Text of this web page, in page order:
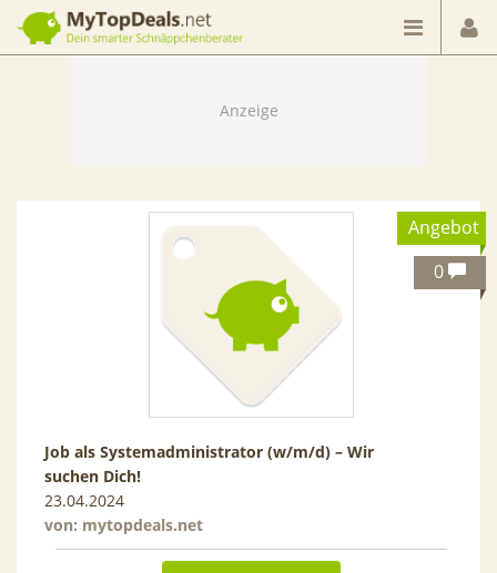
Dein smarter Schnäppchenberater
Angebot
0
Job als Systemadministrator (w/m/d) – Wir
suchen Dich!
23.04.2024
von: mytopdeals.net